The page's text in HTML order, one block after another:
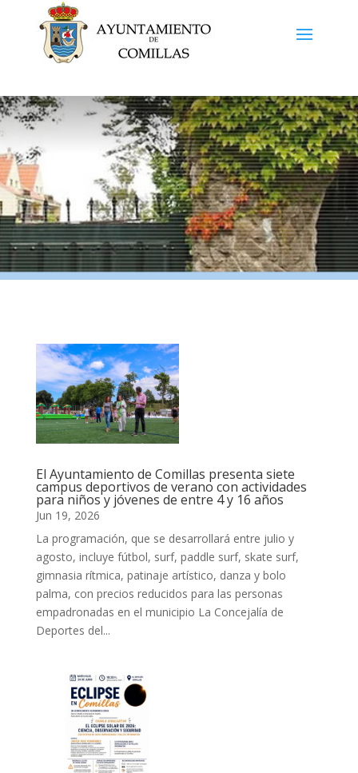
El Ayuntamiento de Comillas presenta siete
campus deportivos de verano con actividades
para niños y jóvenes de entre 4 y 16 años
Jun 19, 2026
La programación, que se desarrollará entre julio y
agosto, incluye fútbol, surf, paddle surf, skate surf,
gimnasia rítmica, patinaje artístico, danza y bolo
palma, con precios reducidos para las personas
empadronadas en el municipio La Concejalía de
Deportes del...